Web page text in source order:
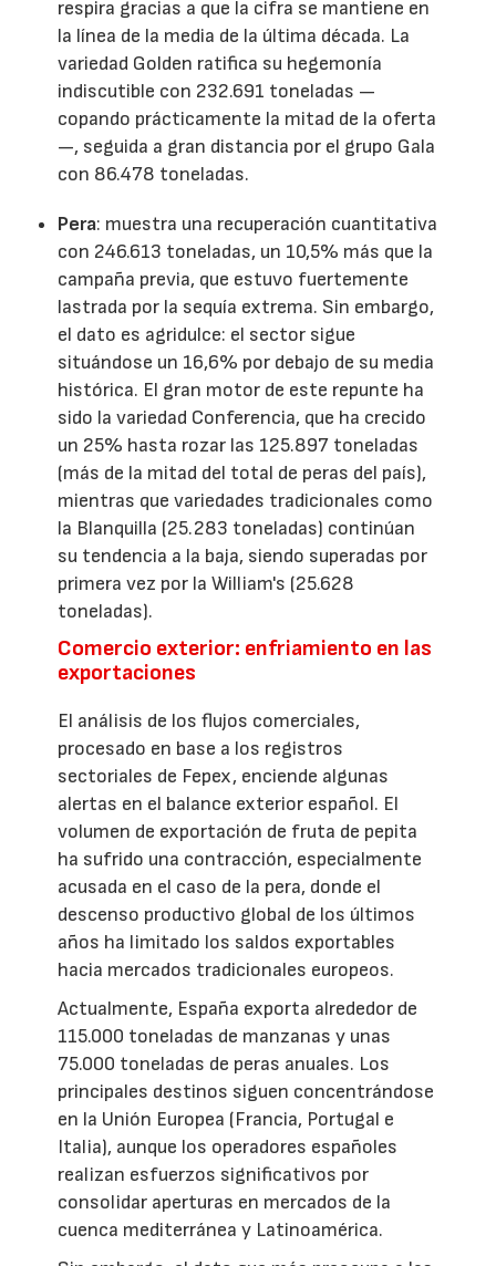
respira gracias a que la cifra se mantiene en
la línea de la media de la última década. La
variedad Golden ratifica su hegemonía
indiscutible con 232.691 toneladas —
copando prácticamente la mitad de la oferta
—, seguida a gran distancia por el grupo Gala
con 86.478 toneladas.
Pera: muestra una recuperación cuantitativa
con 246.613 toneladas, un 10,5% más que la
campaña previa, que estuvo fuertemente
lastrada por la sequía extrema. Sin embargo,
el dato es agridulce: el sector sigue
situándose un 16,6% por debajo de su media
histórica. El gran motor de este repunte ha
sido la variedad Conferencia, que ha crecido
un 25% hasta rozar las 125.897 toneladas
(más de la mitad del total de peras del país),
mientras que variedades tradicionales como
la Blanquilla (25.283 toneladas) continúan
su tendencia a la baja, siendo superadas por
primera vez por la William's (25.628
toneladas).
Comercio exterior: enfriamiento en las
exportaciones
El análisis de los flujos comerciales,
procesado en base a los registros
sectoriales de Fepex, enciende algunas
alertas en el balance exterior español. El
volumen de exportación de fruta de pepita
ha sufrido una contracción, especialmente
acusada en el caso de la pera, donde el
descenso productivo global de los últimos
años ha limitado los saldos exportables
hacia mercados tradicionales europeos.
Actualmente, España exporta alrededor de
115.000 toneladas de manzanas y unas
75.000 toneladas de peras anuales. Los
principales destinos siguen concentrándose
en la Unión Europea (Francia, Portugal e
Italia), aunque los operadores españoles
realizan esfuerzos significativos por
consolidar aperturas en mercados de la
cuenca mediterránea y Latinoamérica.